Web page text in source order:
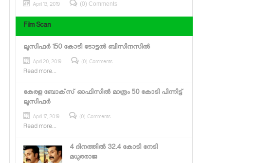
April 13, 2019 (0) Comments
Film Scan
ലൂസിഫര്‍ 150 കോടി ടോട്ടല്‍ ബിസിനസില്‍
April 20, 2019 (0) Comments
Read more...
കേരള ബോക്‌സ് ഓഫിസില്‍ മാത്രം 50 കോടി പിന്നിട്ട്
ലൂസിഫര്‍
April 17, 2019 (0) Comments
Read more...
4 ദിനത്തിൽ 32.4 കോടി നേടി
മധുരരാജ